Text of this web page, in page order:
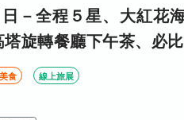
－全程５星、大紅花
旋轉餐廳下午茶、必
食 線上旅展